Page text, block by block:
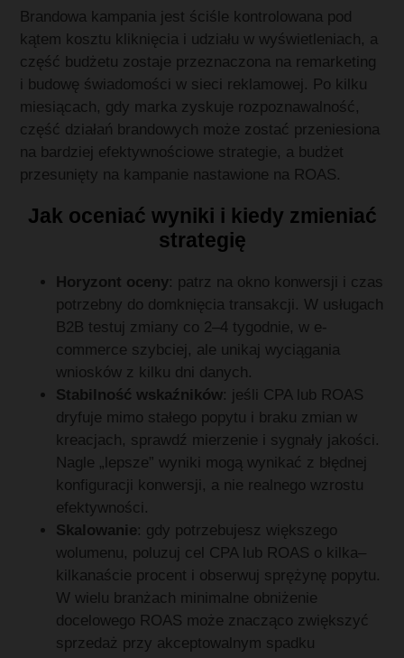
Brandowa kampania jest ściśle kontrolowana pod
kątem kosztu kliknięcia i udziału w wyświetleniach, a
część budżetu zostaje przeznaczona na remarketing
i budowę świadomości w sieci reklamowej. Po kilku
miesiącach, gdy marka zyskuje rozpoznawalność,
część działań brandowych może zostać przeniesiona
na bardziej efektywnościowe strategie, a budżet
przesunięty na kampanie nastawione na ROAS.
Jak oceniać wyniki i kiedy zmieniać
strategię
Horyzont oceny: patrz na okno konwersji i czas
potrzebny do domknięcia transakcji. W usługach
B2B testuj zmiany co 2–4 tygodnie, w e-
commerce szybciej, ale unikaj wyciągania
wniosków z kilku dni danych.
Stabilność wskaźników: jeśli CPA lub ROAS
dryfuje mimo stałego popytu i braku zmian w
kreacjach, sprawdź mierzenie i sygnały jakości.
Nagle „lepsze” wyniki mogą wynikać z błędnej
konfiguracji konwersji, a nie realnego wzrostu
efektywności.
Skalowanie: gdy potrzebujesz większego
wolumenu, poluzuj cel CPA lub ROAS o kilka–
kilkanaście procent i obserwuj sprężynę popytu.
W wielu branżach minimalne obniżenie
docelowego ROAS może znacząco zwiększyć
sprzedaż przy akceptowalnym spadku